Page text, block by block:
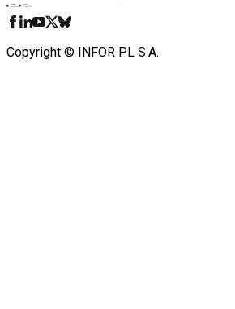
Copyright © INFOR PL S.A.